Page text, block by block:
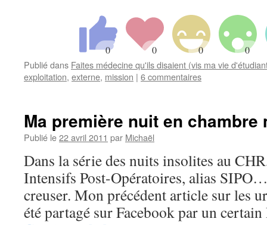
Publié dans Faites médecine qu'ils disaient (vis ma vie
exploitation, externe, mission | 6 commentaires
Ma première nuit en chambre
Publié le22 avril 2011 par Michaël
Dans la série des nuits insolites au
Intensifs Post-Opératoires, alias
creuser. Mon précédent article sur les
été partagé sur Facebook par un